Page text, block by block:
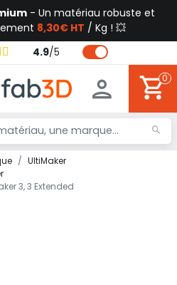
- Un matériau robuste et
8,30€ HT / Kg ! 💥
4.9/5
0
UltiMaker
3, 3 Extended